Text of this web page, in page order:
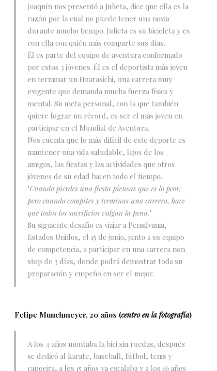
Joaquín nos presentó a Julieta, dice que ella es la
razón por la cual no puede tener una novia
durante mucho tiempo. Julieta es su bicicleta y es
con ella con quién más comparte sus días.
Él es parte del equipo de aventura conformado
por estos 3 jóvenes. Él es el deportista más joven
en terminar un Huarasichi, una carrera muy
exigente que demanda mucha fuerza física y
mental. Su meta personal, con la que también
quiere lograr un récord, es ser el más joven en
participar en el Mundial de Aventura.
Nos cuenta que lo más difícil de este deporte es
mantener una vida saludable, lejos de los
amigos, las fiestas y las actividades que otros
jóvenes de su edad hacen todo el tiempo.
"Cuando pierdes una fiesta piensas que es lo peor,
pero cuando compites y terminas una carrera, hace
que todos los sacrificios valgan la pena."
Su siguiente desafío es viajar a Pensilvania,
Estados Unidos, el 15 de junio, junto a su equipo
de competencia, a participar en una carrera non
stop de 3 días, donde podrá demostrar toda su
preparación y empeño en ser el mejor.
Felipe Munchmeyer, 20 años (centro en la fotografía)
A los 4 años montaba la bici sin ruedas, después
se dedicó al karate, baseball, fútbol, tenis y
capoeira, a los 15 años ya escalaba y a los 16 años